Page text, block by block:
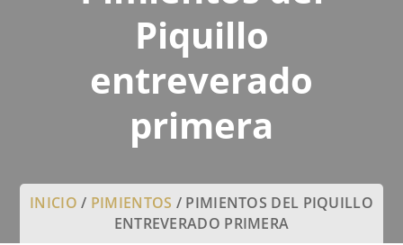
Piquillo
entreverado
primera
INICIO / PIMIENTOS / PIMIENTOS DEL PIQUILLO
ENTREVERADO PRIMERA